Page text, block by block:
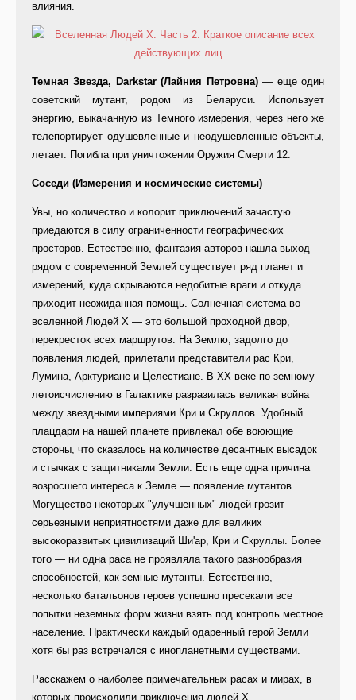
влияния.
Темная Звезда, Darkstar (Лайния Петровна)— еще один
советский мутант, родом из Беларуси. Использует
энергию, выкачанную из Темного измерения, через него же
телепортирует одушевленные и неодушевленные объекты,
летает. Погибла при уничтожении Оружия Смерти 12.
Соседи (Измерения и космические системы)
Увы, но количество и колорит приключений зачастую
приедаются в силу ограниченности географических
просторов. Естественно, фантазия авторов нашла выход —
рядом с современной Землей существует ряд планет и
измерений, куда скрываются недобитые враги и откуда
приходит неожиданная помощь. Солнечная система во
вселенной Людей Х — это большой проходной двор,
перекресток всех маршрутов. На Землю, задолго до
появления людей, прилетали представители рас Кри,
Лумина, Арктуриане и Целестиане. В XX веке по земному
летоисчислению в Галактике разразилась великая война
между звездными империями Кри и Скруллов. Удобный
плацдарм на нашей планете привлекал обе воюющие
стороны, что сказалось на количестве десантных высадок
и стычках с защитниками Земли. Есть еще одна причина
возросшего интереса к Земле — появление мутантов.
Могущество некоторых "улучшенных" людей грозит
серьезными неприятностями даже для великих
высокоразвитых цивилизаций Ши'ар, Кри и Скруллы. Более
того — ни одна раса не проявляла такого разнообразия
способностей, как земные мутанты. Естественно,
несколько батальонов героев успешно пресекали все
попытки неземных форм жизни взять под контроль местное
население. Практически каждый одаренный герой Земли
хотя бы раз встречался с инопланетными существами.
Расскажем о наиболее примечательных расах и мирах, в
которых происходили приключения людей Х.